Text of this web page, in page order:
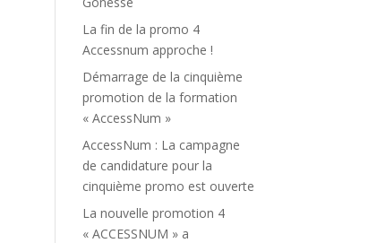
La fin de la promo 4
Accessnum approche !
Démarrage de la cinquième
promotion de la formation
« AccessNum »
AccessNum : La campagne
de candidature pour la
cinquième promo est ouverte
La nouvelle promotion 4
« ACCESSNUM » a